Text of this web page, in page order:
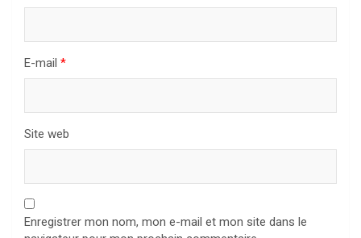
E-mail *
Site web
Enregistrer mon nom, mon e-mail et mon site dans le